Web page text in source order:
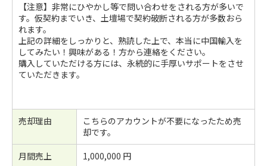
【注意】非常にひやかし等で問い合わせをされる方が多いで
す。仮契約までいき、土壇場で契約破断される方が多数おら
れます。
上記の詳細をしっかりと、熟読した上で、本当に中国輸入を
してみたい！興味がある！方から連絡をください。
購入していただける方には、永続的に手厚いサポートをさせ
ていただきます。
売却理由
こちらのアカウントが不要になったため売
却です。
月間売上
1,000,000 円